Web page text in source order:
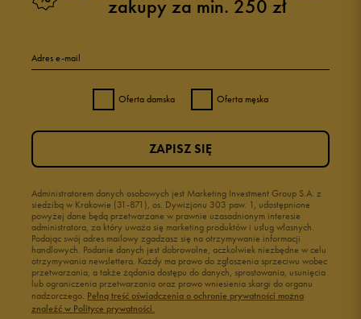
zakupy za min. 250 zł
Adres e-mail
Oferta damska Oferta męska
Administratorem danych osobowych jest Marketing Investment Group S.A. z
siedzibą w Krakowie (31-871), os. Dywizjonu 303 paw. 1, udostępnione
powyżej dane będą przetwarzane w prawnie uzasadnionym interesie
administratora, za który uważa się marketing produktów i usług własnych.
Podając swój adres mailowy zgadzasz się na otrzymywanie informacji
handlowych. Podanie danych jest dobrowolne, aczkolwiek niezbędne w celu
otrzymywania newslettera. Każdy ma prawo do zgłoszenia sprzeciwu wobec
przetwarzania, a także żądania dostępu do danych, sprostowania, usunięcia
lub ograniczenia przetwarzania oraz prawo wniesienia skargi do organu
nadzorczego. Pełną treść oświadczenia o ochronie prywatności można
znaleźć w Polityce prywatności.
ZAPISZ SIĘ